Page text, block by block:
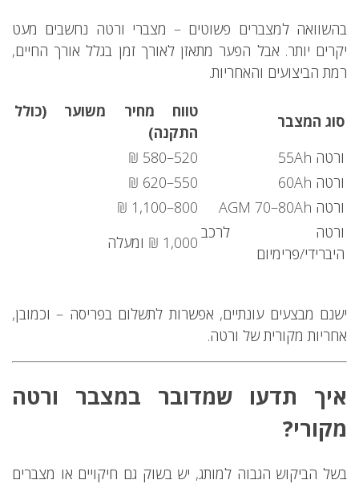
בהשוואה למצברים פשוטים – מצברי ורטה נחשבים מעט
יקרים יותר. אבל הפער מתאזן לאורך זמן בגלל אורך החיים,
רמת הביצועים והאחריות.
סוג המצבר
טווח מחיר משוער (כולל
התקנה)
ורטה 55Ah
520–580 ₪
ורטה 60Ah
550–620 ₪
ורטה AGM 70–80Ah
800–1,100 ₪
ורטה לרכב
היברידי/פרימיום
1,000 ₪ ומעלה
ישנם מבצעים עונתיים, אפשרות לתשלום בפריסה – וכמובן,
אחריות מקורית של ורטה.
איך תדעו שמדובר במצבר ורטה
מקורי?
בשל הביקוש הגבוה למותג, יש בשוק גם חיקויים או מצברים